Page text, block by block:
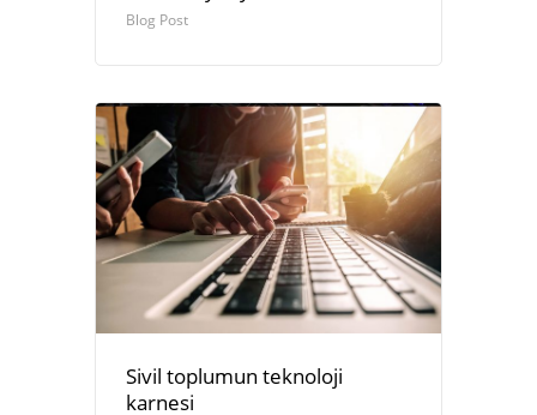
Blog Post
Sivil toplumun teknoloji
karnesi